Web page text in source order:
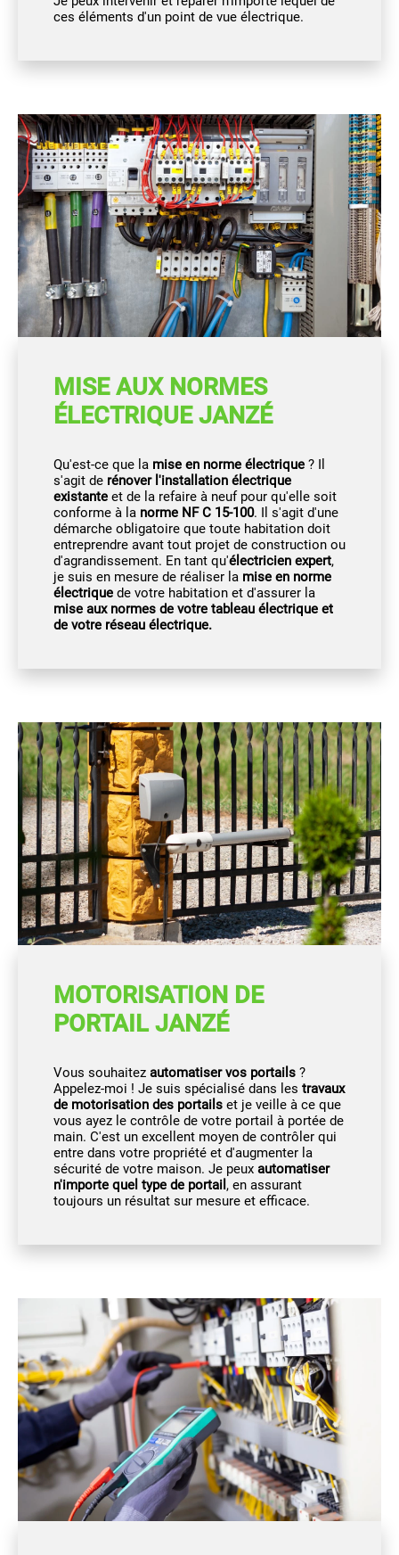
ces éléments d'un point de vue électrique.
MISE AUX NORMES
ÉLECTRIQUE JANZÉ
Qu'est-ce que la mise en norme électrique ? Il
s'agit de rénover l'installation électrique
existante et de la refaire à neuf pour qu'elle soit
conforme à la norme NF C 15-100. Il s'agit d'une
démarche obligatoire que toute habitation doit
entreprendre avant tout projet de construction ou
d'agrandissement. En tant qu'électricien expert,
je suis en mesure de réaliser la mise en norme
électrique de votre habitation et d'assurer la
mise aux normes de votre tableau électrique et
de votre réseau électrique.
MOTORISATION DE
PORTAIL JANZÉ
Vous souhaitez automatiser vos portails ?
Appelez-moi ! Je suis spécialisé dans les travaux
de motorisation des portails et je veille à ce que
vous ayez le contrôle de votre portail à portée de
main. C'est un excellent moyen de contrôler qui
entre dans votre propriété et d'augmenter la
sécurité de votre maison. Je peux automatiser
n'importe quel type de portail , en assurant
toujours un résultat sur mesure et efficace.